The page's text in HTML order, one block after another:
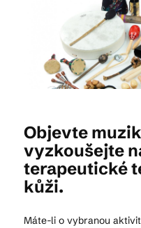
Praktické info
CS
Objevte
vyzkoušejte
terapeutické
kůži.
Máte-li o vybranou